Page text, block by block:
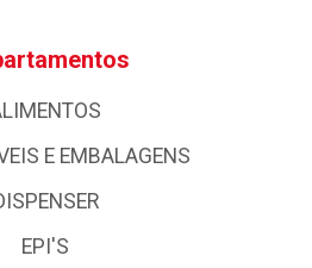
E EMBALAGENS
EPI'S